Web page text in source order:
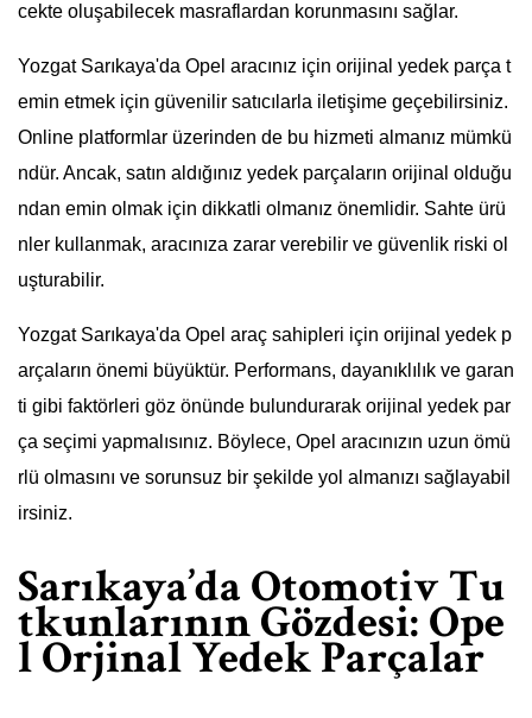
cekte oluşabilecek masraflardan korunmasını sağlar.
Yozgat Sarıkaya'da Opel aracınız için orijinal yedek parça t
emin etmek için güvenilir satıcılarla iletişime geçebilirsiniz.
Online platformlar üzerinden de bu hizmeti almanız mümkü
ndür. Ancak, satın aldığınız yedek parçaların orijinal olduğu
ndan emin olmak için dikkatli olmanız önemlidir. Sahte ürü
nler kullanmak, aracınıza zarar verebilir ve güvenlik riski ol
uşturabilir.
Yozgat Sarıkaya'da Opel araç sahipleri için orijinal yedek p
arçaların önemi büyüktür. Performans, dayanıklılık ve garan
ti gibi faktörleri göz önünde bulundurarak orijinal yedek par
ça seçimi yapmalısınız. Böylece, Opel aracınızın uzun ömü
rlü olmasını ve sorunsuz bir şekilde yol almanızı sağlayabil
irsiniz.
Sarıkaya’da Otomotiv Tu
tkunlarının Gözdesi: Ope
l Orjinal Yedek Parçalar